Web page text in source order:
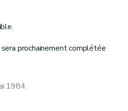
prochainement complétée
1984.